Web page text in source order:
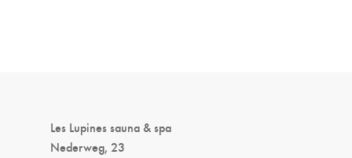
Les Lupines sauna & spa
Nederweg, 23